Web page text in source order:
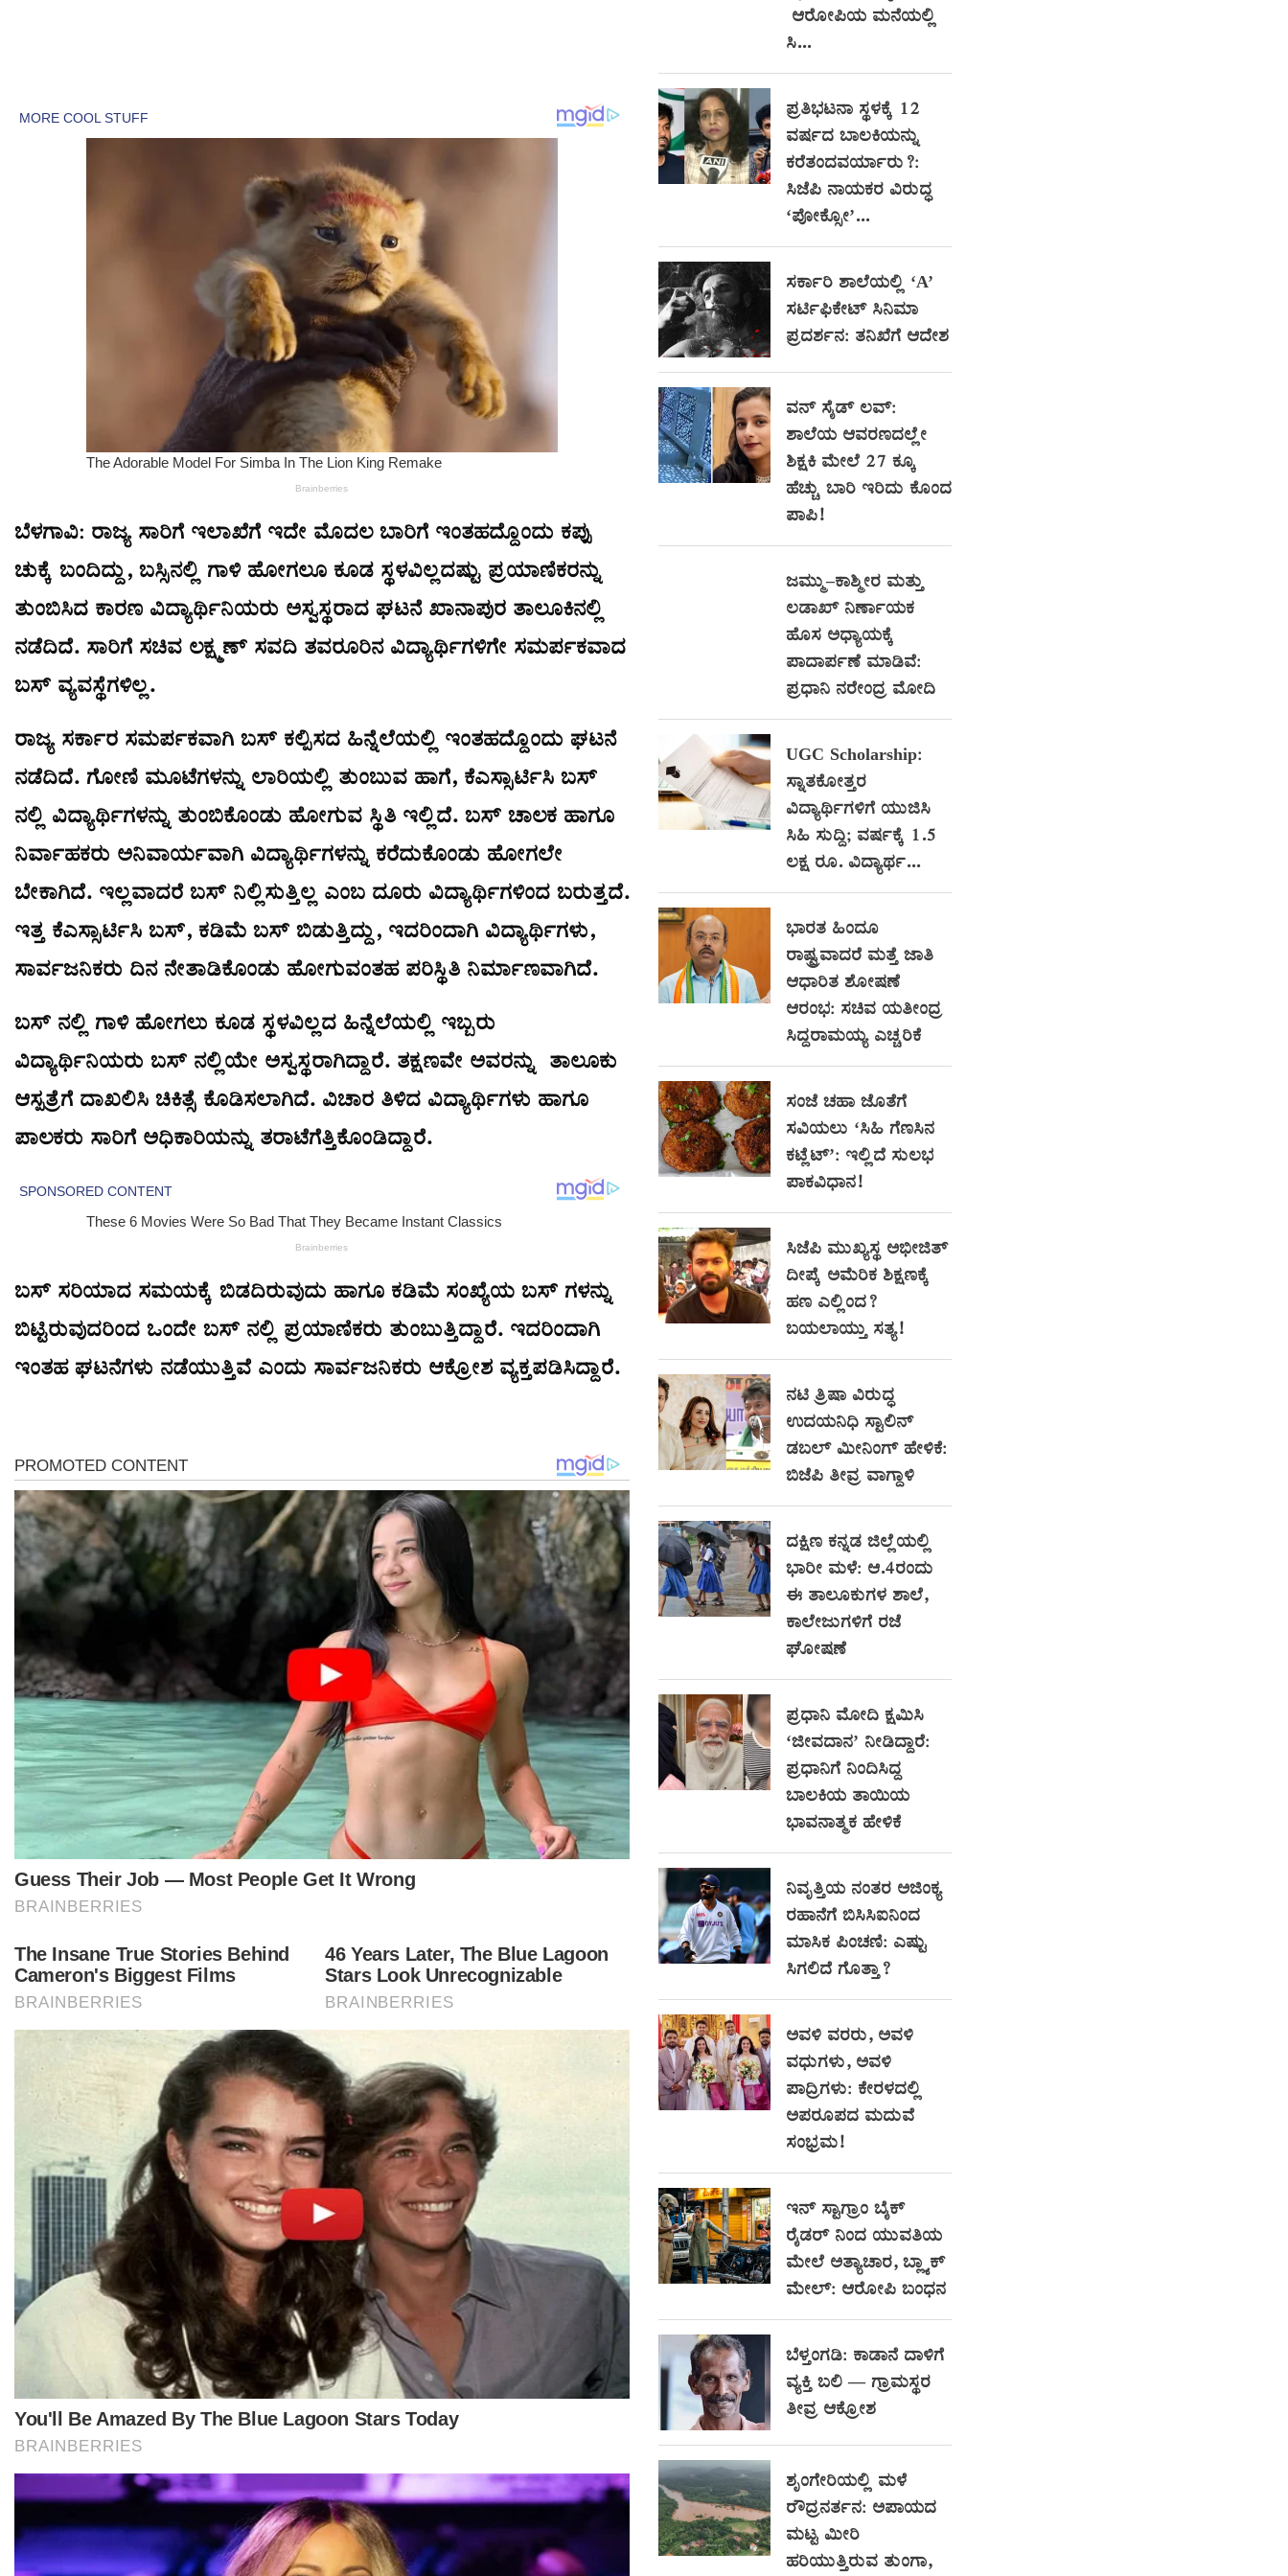
ಬೆಳಗಾವಿ: ರಾಜ್ಯ ಸಾರಿಗೆ ಇಲಾಖೆಗೆ ಇದೇ ಮೊದಲ ಬಾರಿಗೆ ಇಂತಹದ್ದೊಂದು ಕಪ್ಪು
ಚುಕ್ಕೆ ಬಂದಿದ್ದು, ಬಸ್ಸಿನಲ್ಲಿ ಗಾಳಿ ಹೋಗಲೂ ಕೂಡ ಸ್ಥಳವಿಲ್ಲದಷ್ಟು ಪ್ರಯಾಣಿಕರನ್ನು
ತುಂಬಿಸಿದ ಕಾರಣ ವಿದ್ಯಾರ್ಥಿನಿಯರು ಅಸ್ವಸ್ಥರಾದ ಘಟನೆ ಖಾನಾಪುರ ತಾಲೂಕಿನಲ್ಲಿ
ನಡೆದಿದೆ. ಸಾರಿಗೆ ಸಚಿವ ಲಕ್ಷ್ಮಣ್ ಸವದಿ ತವರೂರಿನ ವಿದ್ಯಾರ್ಥಿಗಳಿಗೇ ಸಮರ್ಪಕವಾದ
ಬಸ್ ವ್ಯವಸ್ಥೆಗಳಿಲ್ಲ.
ರಾಜ್ಯ ಸರ್ಕಾರ ಸಮರ್ಪಕವಾಗಿ ಬಸ್ ಕಲ್ಪಿಸದ ಹಿನ್ನೆಲೆಯಲ್ಲಿ ಇಂತಹದ್ದೊಂದು ಘಟನೆ
ನಡೆದಿದೆ. ಗೋಣಿ ಮೂಟೆಗಳನ್ನು ಲಾರಿಯಲ್ಲಿ ತುಂಬುವ ಹಾಗೆ, ಕೆಎಸ್ಸಾರ್ಟಿಸಿ ಬಸ್
ನಲ್ಲಿ ವಿದ್ಯಾರ್ಥಿಗಳನ್ನು ತುಂಬಿಕೊಂಡು ಹೋಗುವ ಸ್ಥಿತಿ ಇಲ್ಲಿದೆ. ಬಸ್ ಚಾಲಕ ಹಾಗೂ
ನಿರ್ವಾಹಕರು ಅನಿವಾರ್ಯವಾಗಿ ವಿದ್ಯಾರ್ಥಿಗಳನ್ನು ಕರೆದುಕೊಂಡು ಹೋಗಲೇ
ಬೇಕಾಗಿದೆ. ಇಲ್ಲವಾದರೆ ಬಸ್ ನಿಲ್ಲಿಸುತ್ತಿಲ್ಲ ಎಂಬ ದೂರು ವಿದ್ಯಾರ್ಥಿಗಳಿಂದ ಬರುತ್ತದೆ.
ಇತ್ತ ಕೆಎಸ್ಸಾರ್ಟಿಸಿ ಬಸ್, ಕಡಿಮೆ ಬಸ್ ಬಿಡುತ್ತಿದ್ದು, ಇದರಿಂದಾಗಿ ವಿದ್ಯಾರ್ಥಿಗಳು,
ಸಾರ್ವಜನಿಕರು ದಿನ ನೇತಾಡಿಕೊಂಡು ಹೋಗುವಂತಹ ಪರಿಸ್ಥಿತಿ ನಿರ್ಮಾಣವಾಗಿದೆ.
ಬಸ್ ನಲ್ಲಿ ಗಾಳಿ ಹೋಗಲು ಕೂಡ ಸ್ಥಳವಿಲ್ಲದ ಹಿನ್ನೆಲೆಯಲ್ಲಿ ಇಬ್ಬರು
ವಿದ್ಯಾರ್ಥಿನಿಯರು ಬಸ್ ನಲ್ಲಿಯೇ ಅಸ್ವಸ್ಥರಾಗಿದ್ದಾರೆ. ತಕ್ಷಣವೇ ಅವರನ್ನು ತಾಲೂಕು
ಆಸ್ಪತ್ರೆಗೆ ದಾಖಲಿಸಿ ಚಿಕಿತ್ಸೆ ಕೊಡಿಸಲಾಗಿದೆ. ವಿಚಾರ ತಿಳಿದ ವಿದ್ಯಾರ್ಥಿಗಳು ಹಾಗೂ
ಪಾಲಕರು ಸಾರಿಗೆ ಅಧಿಕಾರಿಯನ್ನು ತರಾಟೆಗೆತ್ತಿಕೊಂಡಿದ್ದಾರೆ.
ಬಸ್ ಸರಿಯಾದ ಸಮಯಕ್ಕೆ ಬಿಡದಿರುವುದು ಹಾಗೂ ಕಡಿಮೆ ಸಂಖ್ಯೆಯ ಬಸ್ ಗಳನ್ನು
ಬಿಟ್ಟಿರುವುದರಿಂದ ಒಂದೇ ಬಸ್ ನಲ್ಲಿ ಪ್ರಯಾಣಿಕರು ತುಂಬುತ್ತಿದ್ದಾರೆ. ಇದರಿಂದಾಗಿ
ಇಂತಹ ಘಟನೆಗಳು ನಡೆಯುತ್ತಿವೆ ಎಂದು ಸಾರ್ವಜನಿಕರು ಆಕ್ರೋಶ ವ್ಯಕ್ತಪಡಿಸಿದ್ದಾರೆ.
ಆರೋಪಿಯ ಮನೆಯಲ್ಲಿ
ಸಿ...
ಪ್ರತಿಭಟನಾ ಸ್ಥಳಕ್ಕೆ 12
ವರ್ಷದ ಬಾಲಕಿಯನ್ನು
ಕರೆತಂದವರ್ಯಾರು?:
ಸಿಜೆಪಿ ನಾಯಕರ ವಿರುದ್ಧ
‘ಪೋಕ್ಸೋ’...
ಸರ್ಕಾರಿ ಶಾಲೆಯಲ್ಲಿ ‘A’
ಸರ್ಟಿಫಿಕೇಟ್ ಸಿನಿಮಾ
ಪ್ರದರ್ಶನ: ತನಿಖೆಗೆ ಆದೇಶ
ವನ್ ಸೈಡ್ ಲವ್:
ಶಾಲೆಯ ಆವರಣದಲ್ಲೇ
ಶಿಕ್ಷಕಿ ಮೇಲೆ 27 ಕ್ಕೂ
ಹೆಚ್ಚು ಬಾರಿ ಇರಿದು ಕೊಂದ
ಪಾಪಿ!
ಜಮ್ಮು–ಕಾಶ್ಮೀರ ಮತ್ತು
ಲಡಾಖ್ ನಿರ್ಣಾಯಕ
ಹೊಸ ಅಧ್ಯಾಯಕ್ಕೆ
ಪಾದಾರ್ಪಣೆ ಮಾಡಿವೆ:
ಪ್ರಧಾನಿ ನರೇಂದ್ರ ಮೋದಿ
UGC Scholarship:
ಸ್ನಾತಕೋತ್ತರ
ವಿದ್ಯಾರ್ಥಿಗಳಿಗೆ ಯುಜಿಸಿ
ಸಿಹಿ ಸುದ್ದಿ; ವರ್ಷಕ್ಕೆ 1.5
ಲಕ್ಷ ರೂ. ವಿದ್ಯಾರ್ಥ...
ಭಾರತ ಹಿಂದೂ
ರಾಷ್ಟ್ರವಾದರೆ ಮತ್ತೆ ಜಾತಿ
ಆಧಾರಿತ ಶೋಷಣೆ
ಆರಂಭ: ಸಚಿವ ಯತೀಂದ್ರ
ಸಿದ್ದರಾಮಯ್ಯ ಎಚ್ಚರಿಕೆ
ಸಂಜೆ ಚಹಾ ಜೊತೆಗೆ
ಸವಿಯಲು ‘ಸಿಹಿ ಗೆಣಸಿನ
ಕಟ್ಲೆಟ್’: ಇಲ್ಲಿದೆ ಸುಲಭ
ಪಾಕವಿಧಾನ!
ಸಿಜೆಪಿ ಮುಖ್ಯಸ್ಥ ಅಭೀಜಿತ್
ದೀಪ್ಕೆ ಅಮೆರಿಕ ಶಿಕ್ಷಣಕ್ಕೆ
ಹಣ ಎಲ್ಲಿಂದ?
ಬಯಲಾಯ್ತು ಸತ್ಯ!
ನಟಿ ತ್ರಿಷಾ ವಿರುದ್ಧ
ಉದಯನಿಧಿ ಸ್ಟಾಲಿನ್
ಡಬಲ್ ಮೀನಿಂಗ್ ಹೇಳಿಕೆ:
ಬಿಜೆಪಿ ತೀವ್ರ ವಾಗ್ದಾಳಿ
ದಕ್ಷಿಣ ಕನ್ನಡ ಜಿಲ್ಲೆಯಲ್ಲಿ
ಭಾರೀ ಮಳೆ: ಆ.4ರಂದು
ಈ ತಾಲೂಕುಗಳ ಶಾಲೆ,
ಕಾಲೇಜುಗಳಿಗೆ ರಜೆ
ಘೋಷಣೆ
ಪ್ರಧಾನಿ ಮೋದಿ ಕ್ಷಮಿಸಿ
‘ಜೀವದಾನ’ ನೀಡಿದ್ದಾರೆ:
ಪ್ರಧಾನಿಗೆ ನಿಂದಿಸಿದ್ದ
ಬಾಲಕಿಯ ತಾಯಿಯ
ಭಾವನಾತ್ಮಕ ಹೇಳಿಕೆ
ನಿವೃತ್ತಿಯ ನಂತರ ಅಜಿಂಕ್ಯ
ರಹಾನೆಗೆ ಬಿಸಿಸಿಐನಿಂದ
ಮಾಸಿಕ ಪಿಂಚಣಿ: ಎಷ್ಟು
ಸಿಗಲಿದೆ ಗೊತ್ತಾ?
ಅವಳಿ ವರರು, ಅವಳಿ
ವಧುಗಳು, ಅವಳಿ
ಪಾದ್ರಿಗಳು: ಕೇರಳದಲ್ಲಿ
ಅಪರೂಪದ ಮದುವೆ
ಸಂಭ್ರಮ!
ಇನ್ ಸ್ಟಾಗ್ರಾಂ ಬೈಕ್
ರೈಡರ್ ನಿಂದ ಯುವತಿಯ
ಮೇಲೆ ಅತ್ಯಾಚಾರ, ಬ್ಲ್ಯಾಕ್
ಮೇಲ್: ಆರೋಪಿ ಬಂಧನ
ಬೆಳ್ತಂಗಡಿ: ಕಾಡಾನೆ ದಾಳಿಗೆ
ವ್ಯಕ್ತಿ ಬಲಿ — ಗ್ರಾಮಸ್ಥರ
ತೀವ್ರ ಆಕ್ರೋಶ
ಶೃಂಗೇರಿಯಲ್ಲಿ ಮಳೆ
ರೌದ್ರನರ್ತನ: ಅಪಾಯದ
ಮಟ್ಟ ಮೀರಿ
ಹರಿಯುತ್ತಿರುವ ತುಂಗಾ,